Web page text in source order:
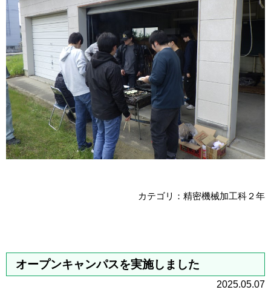
カテゴリ：精密機械加工科２年
オープンキャンパスを実施しました
2025.05.07